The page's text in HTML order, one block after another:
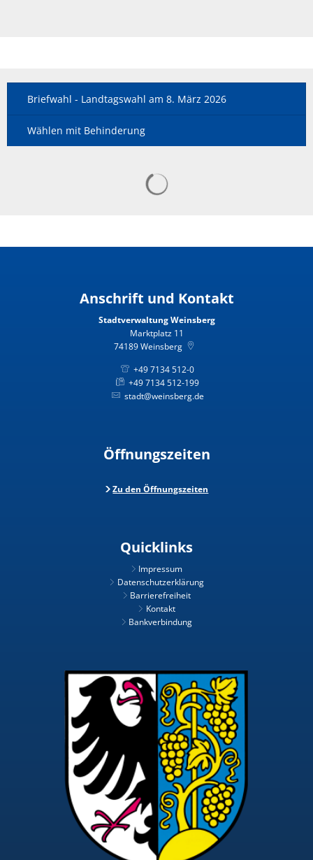
Briefwahl - Landtagswahl am 8. März 2026
Wählen mit Behinderung
Anschrift und Kontakt
Stadtverwaltung Weinsberg
Marktplatz 11
74189Weinsberg
+49 7134 512-0
+49 7134 512-199
stadt@weinsberg.de
Öffnungszeiten
Zu den Öffnungszeiten
Quicklinks
Impressum
Datenschutzerklärung
Barrierefreiheit
Kontakt
Bankverbindung